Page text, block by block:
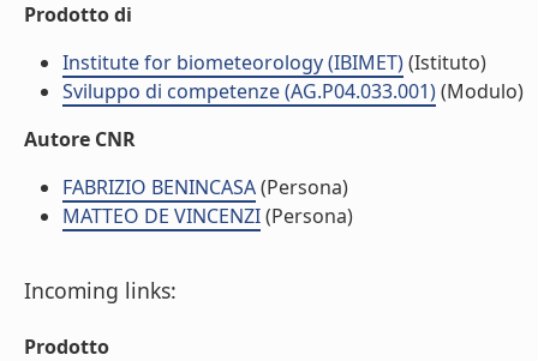
Prodotto di
Institute for biometeorology (IBIMET)(Istituto)
Sviluppo di competenze (AG.P04.033.001)(Modulo)
Autore CNR
FABRIZIO BENINCASA(Persona)
MATTEO DE VINCENZI(Persona)
Incoming links:
Prodotto